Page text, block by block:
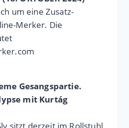
um eine Zusatz-
Merker. Die
Gesangspartie.
mit Kurtág
sitzt derzeit im Rollstuhl